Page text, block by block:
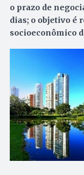
o prazo de
dias; o objetivo é
socioeconômico